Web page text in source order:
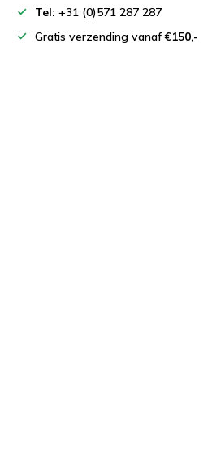
Tel: +31 (0)571 287 287
Gratis verzending vanaf€150,-